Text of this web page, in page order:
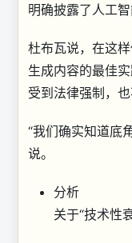
明确披露了人工
杜布瓦说，在这
生成内容的最佳
受到法律强制，
“我们确实知道底
说。
分析
关于“技术性